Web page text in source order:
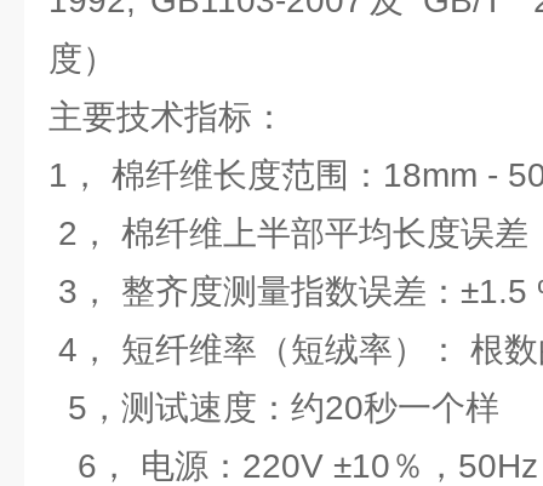
度）
主要技术指标：
1， 棉纤维长度范围：18mm -
2， 棉纤维上半部平均长度误
3， 整齐度测量指数误差：
4， 短纤维率（短绒率）： 根
5，测试速度：约20秒一个样
6， 电源：220V ±10％，